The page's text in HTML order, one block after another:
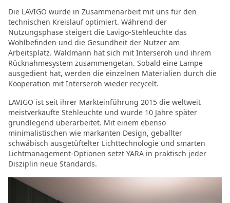
Die LAVIGO wurde in Zusammenarbeit mit uns für den
technischen Kreislauf optimiert. Während der
Nutzungsphase steigert die Lavigo-Stehleuchte das
Wohlbefinden und die Gesundheit der Nutzer am
Arbeitsplatz. Waldmann hat sich mit Interseroh und ihrem
Rücknahmesystem zusammengetan. Sobald eine Lampe
ausgedient hat, werden die einzelnen Materialien durch die
Kooperation mit Interseroh wieder recycelt.
LAVIGO ist seit ihrer Markteinführung 2015 die weltweit
meistverkaufte Stehleuchte und wurde 10 Jahre später
grundlegend überarbeitet. Mit einem ebenso
minimalistischen wie markanten Design, geballter
schwäbisch ausgetüftelter Lichttechnologie und smarten
Lichtmanagement-Optionen setzt YARA in praktisch jeder
Disziplin neue Standards.